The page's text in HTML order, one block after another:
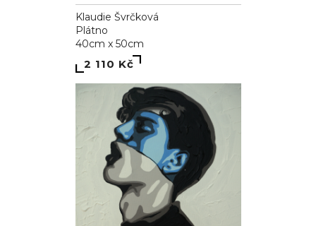
Klaudie Švrčková
Plátno
40cm x 50cm
2 110 Kč